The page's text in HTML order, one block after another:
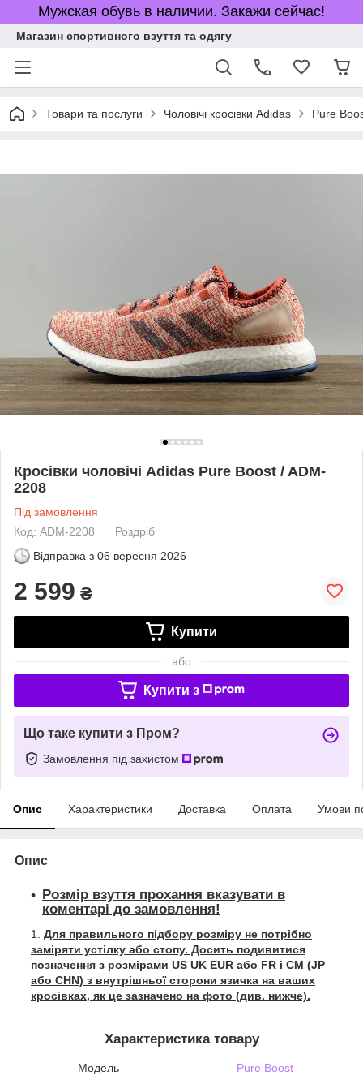
Мужская обувь в наличии. Закажи сейчас!
Магазин спортивного взуття та одягу
Товари та послуги Чоловічі кросівки Adidas Pure
Кросівки чоловічі Adidas Pure Boost / ADM-
2208
Під замовлення
Код: ADM-2208
Роздріб
Відправка з 06 вересня 2026
2 599 ₴
Купити
або
Купити з
Що таке купити з Пром?
Замовлення під захистом
Опис Характеристики Доставка Оплата Умови
Опис
Розмір взуття прохання вказувати в
коментарі до замовлення!
Для правильного підбору розміру не потрібно
заміряти устілку або стопу. Досить подивитися
позначення з розмірами US UK EUR або FR і СМ (JP
або CHN) з внутрішньої сторони язичка на ваших
кросівках, як це зазначено на фото (див. нижче).
Характеристика товару
Модель
Pure Boost